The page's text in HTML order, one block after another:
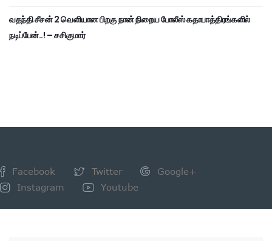
வதந்தி சீசன் 2 வெளியான பிறகு நான் நிறைய போலீஸ் கதாபாத்திரங்களில்
நடிப்பேன்..! – சசிகுமார்
Facebook Twitter
Google+
Instagram
Youtube